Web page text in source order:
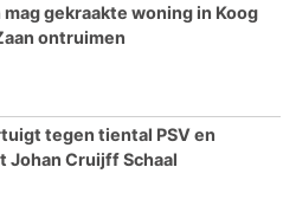
mag gekraakte woning in Koog
ontruimen
tegen tiental PSV en
Johan Cruijff Schaal